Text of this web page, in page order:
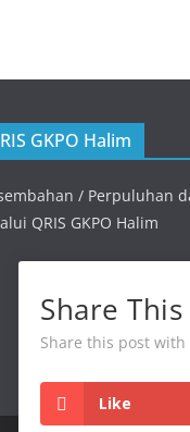
GKPO Halim
/ Perpuluhan
QRIS GKPO Halim
Share This
Share this post
Like